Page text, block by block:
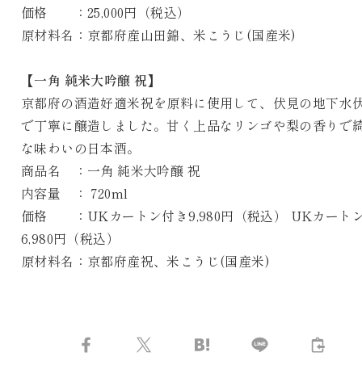
価格 ：25,000円（税込）
原材料名：京都府産山田錦、米こうじ(国産米)
【一角 純米大吟醸 祝】
京都府の酒造好適米祝を原料に使用して、伏見の地下水
で丁寧に醸造しました。甘く上品なリンゴや梨の香りで
な味わいの日本酒。
商品名 ：一角 純米大吟醸 祝
内容量 ： 720ml
価格 ：UKカートン付き9,980円（税込） UKカート
6,980円（税込）
原材料名：京都府産祝、米こうじ(国産米)